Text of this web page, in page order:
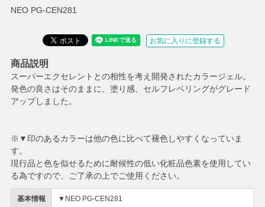
NEO PG-CEN281
基本情報 ▼NEO PG-CEN281
お気に入りに登録する
商品説明
スーパーエクセレントとの相性を考え開発されたカラージェル。
発色の良さはそのままに、塗り感、セルフレベリングがグレード
アップしました。
※▼印のあるカラーは他の色に比べて褪色しやすくなっていま
す。
現行品と色を似せるために耐候性の低い化粧品色素を使用してい
る為ですので、ご了承の上でご使用ください。